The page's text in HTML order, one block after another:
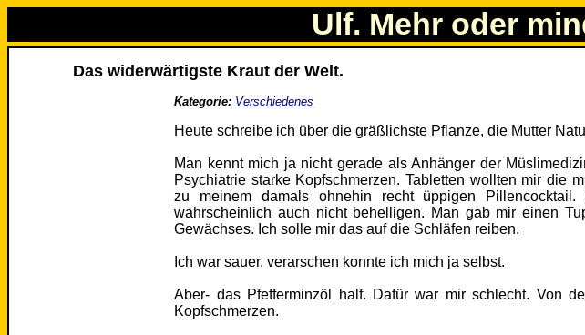
Ulf. Mehr oder
Das widerwärtigste Kraut der Welt.
Kategorie: Verschiedenes
Heute schreibe ich über die gräßlichste Pflanze, die Mutter
Man kennt mich ja nicht gerade als Anhänger der
Psychiatrie starke Kopfschmerzen. Tabletten wollten mir die
zu meinem damals ohnehin recht üppigen
wahrscheinlich auch nicht behelligen. Man gab mir einen
Gewächses. Ich solle mir das auf die Schläfen reiben.
Ich war sauer. verarschen konnte ich mich ja selbst.
Aber- das Pfefferminzöl half. Dafür war mir schlecht. Von
Kopfschmerzen.